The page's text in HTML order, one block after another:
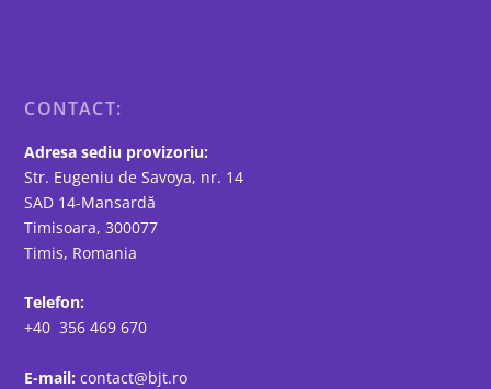
CONTACT:
Adresa sediu provizoriu:
Str. Eugeniu de Savoya, nr. 14
SAD 14-Mansardă
Timisoara, 300077
Timis, Romania
Telefon:
+40 356 469 670
E-mail:contact@bjt.ro